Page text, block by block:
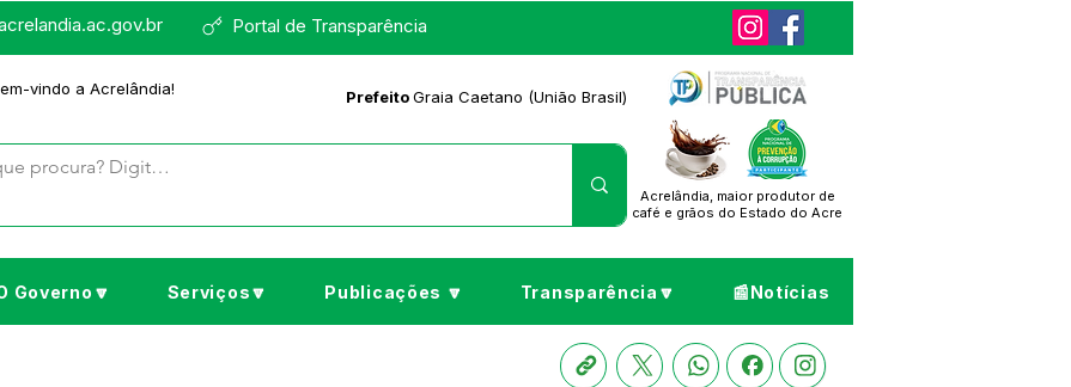
Portal de Transparência
vindo a Acrelândia! PrefeitoGraia Caetano (União Brasil)
Acrelândia, maior produtor de
café e grãos do Estado do Acre
Governo🔽 Serviços🔽 Publicações 🔽 Transparência🔽 📰Notícias